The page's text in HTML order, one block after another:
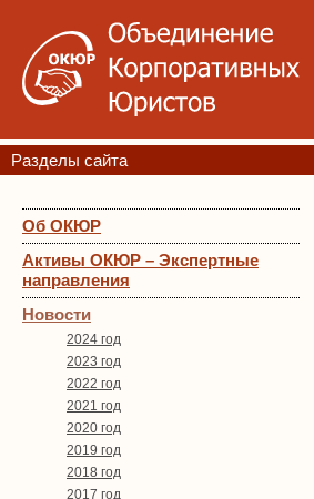
Разделы сайта
Об ОКЮР
Активы ОКЮР – Экспертные
направления
Новости
2024 год
2023 год
2022 год
2021 год
2020 год
2019 год
2018 год
2017 год